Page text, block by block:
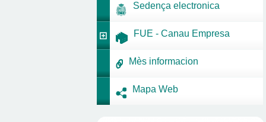
Sedença electronica
FUE - Canau Empresa
Mès informacion
Mapa Web